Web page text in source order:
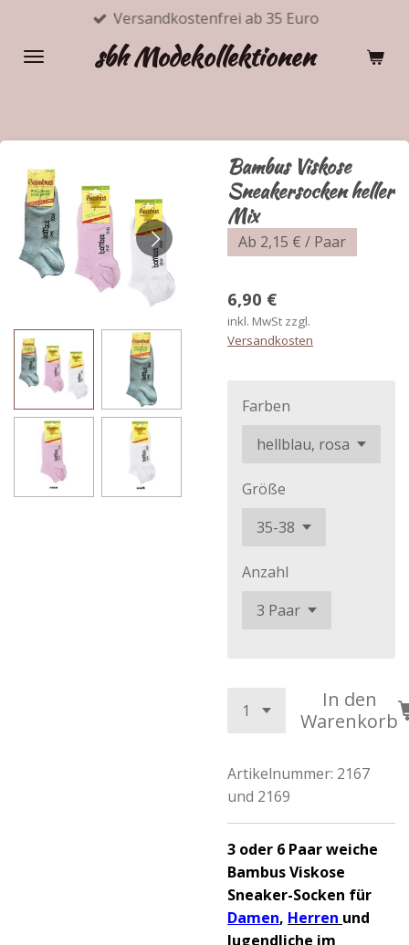
springen
sbh Modekollektionen
Versandkostenfrei ab 35 Euro
Bambus Viskose
Sneakersocken heller
Mix
Ab 2,15 € / Paar
6,90 €
inkl. MwSt zzgl.
Versandkosten
Farben
Größe
Anzahl
In den
Warenkorb
Artikelnummer: 2167
und 2169
3 oder 6 Paar weiche
Bambus Viskose
Sneaker-Socken für
Damen, Herren und
Jugendliche im